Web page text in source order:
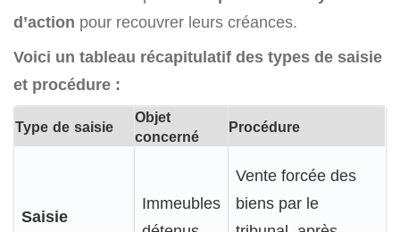
d’action pour recouvrer leurs créances.
Voici un tableau récapitulatif des types de saisie
et procédure :
Type de saisie
Objet
concerné
Procédure
Saisie
Immeubles
Vente forcée des
biens par le